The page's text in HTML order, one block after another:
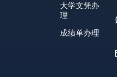
大学文凭办
理
成绩单办理